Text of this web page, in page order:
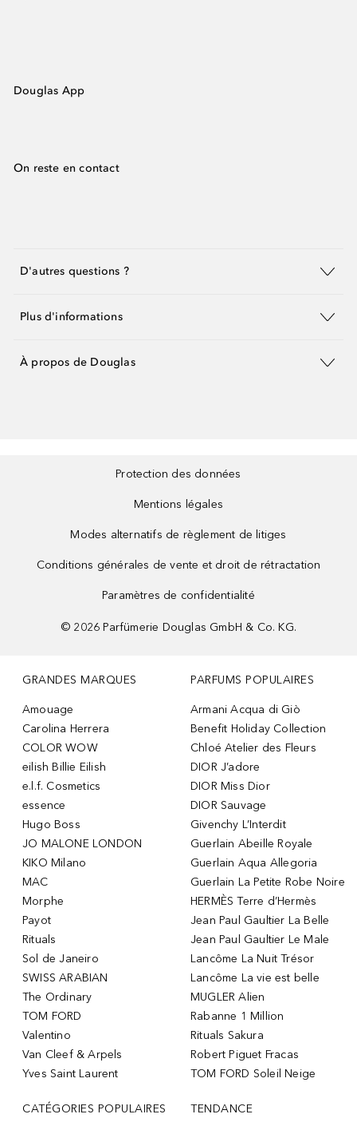
Douglas App
On reste en contact
D'autres questions ?
Plus d'informations
À propos de Douglas
Protection des données
Mentions légales
Modes alternatifs de règlement de litiges
Conditions générales de vente et droit de rétractation
Paramètres de confidentialité
© 2026 Parfümerie Douglas GmbH & Co. KG.
GRANDES MARQUES
Amouage
Carolina Herrera
COLOR WOW
eilish Billie Eilish
e.l.f. Cosmetics
essence
Hugo Boss
JO MALONE LONDON
KIKO Milano
MAC
Morphe
Payot
Rituals
Sol de Janeiro
SWISS ARABIAN
The Ordinary
TOM FORD
Valentino
Van Cleef & Arpels
Yves Saint Laurent
PARFUMS POPULAIRES
Armani Acqua di Giò
Benefit Holiday Collection
Chloé Atelier des Fleurs
DIOR J’adore
DIOR Miss Dior
DIOR Sauvage
Givenchy L’Interdit
Guerlain Abeille Royale
Guerlain Aqua Allegoria
Guerlain La Petite Robe Noire
HERMÈS Terre d’Hermès
Jean Paul Gaultier La Belle
Jean Paul Gaultier Le Male
Lancôme La Nuit Trésor
Lancôme La vie est belle
MUGLER Alien
Rabanne 1 Million
Rituals Sakura
Robert Piguet Fracas
TOM FORD Soleil Neige
CATÉGORIES POPULAIRES TENDANCE